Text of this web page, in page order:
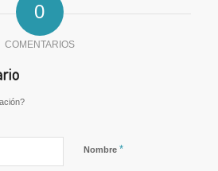
0
COMENTARIOS
Nombre *